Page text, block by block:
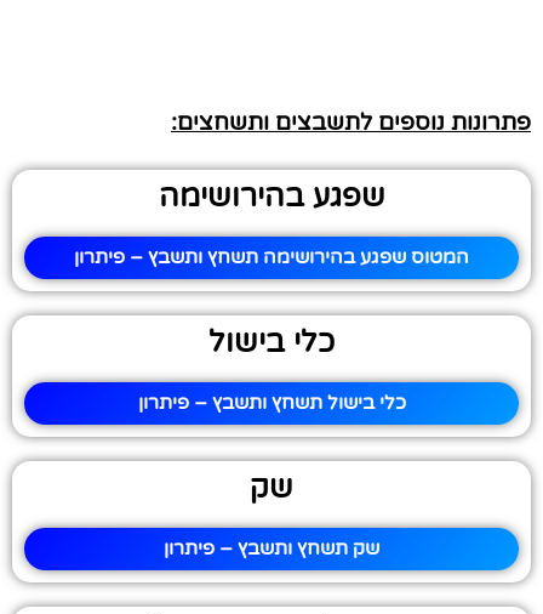
פתרונות נוספים לתשבצים ותשחצים:
שפגע בהירושימה
המטוס שפגע בהירושימה תשחץ ותשבץ – פיתרון
כלי בישול
כלי בישול תשחץ ותשבץ – פיתרון
שק
שק תשחץ ותשבץ – פיתרון